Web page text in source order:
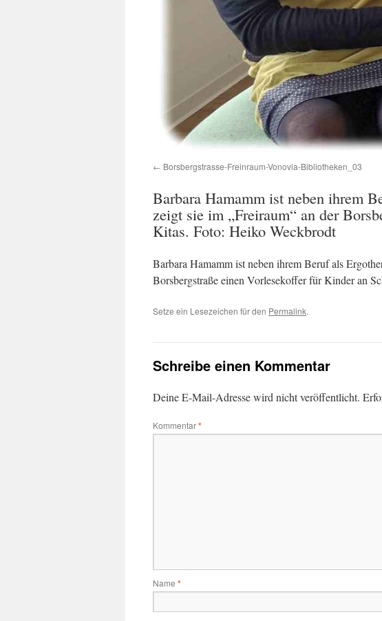
Borsbergstrasse-Freinraum-Vonovia-Bibliotheken_03
Barbara Hamamm ist neben ihrem
zeigt sie im „Freiraum“ an der
Kitas. Foto: Heiko Weckbrodt
Barbara Hamamm ist neben ihrem Beruf als
Borsbergstraße einen Vorlesekoffer für Kinder an
Setze ein Lesezeichen für den Permalink.
Schreibe einen Kommentar
Deine E-Mail-Adresse wird nicht veröffentlicht.
Kommentar*
Name *